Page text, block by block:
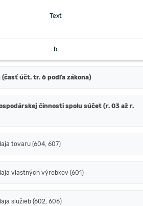
Text
b
účt. tr. 6 podľa zákona)
činnosti spolu súčet (r. 03 až r.
tovaru (604, 607)
vlastných výrobkov (601)
služieb (602, 606)